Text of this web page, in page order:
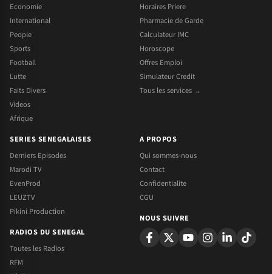
Economie
International
People
Sports
Football
Lutte
Faits Divers
Videos
Afrique
Horaires Priere
Pharmacie de Garde
Calculateur IMC
Horoscope
Offres Emploi
Simulateur Credit
Tous les services →
SERIES SENEGALAISES
Derniers Episodes
Marodi TV
EvenProd
LEUZTV
Pikini Production
RADIOS DU SENEGAL
Toutes les Radios
RFM
A PROPOS
Qui sommes-nous
Contact
Confidentialite
CGU
NOUS SUIVRE